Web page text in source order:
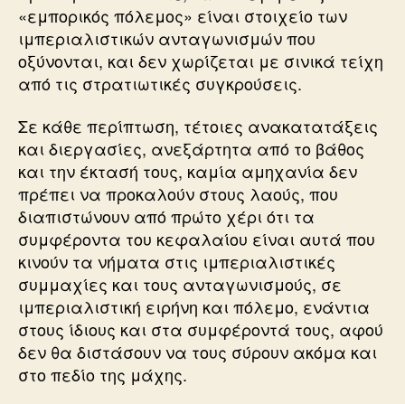
«εμπορικός πόλεμος» είναι στοιχείο των
ιμπεριαλιστικών ανταγωνισμών που
οξύνονται, και δεν χωρίζεται με σινικά τείχη
από τις στρατιωτικές συγκρούσεις.
Σε κάθε περίπτωση, τέτοιες ανακατατάξεις
και διεργασίες, ανεξάρτητα από το βάθος
και την έκτασή τους, καμία αμηχανία δεν
πρέπει να προκαλούν στους λαούς, που
διαπιστώνουν από πρώτο χέρι ότι τα
συμφέροντα του κεφαλαίου είναι αυτά που
κινούν τα νήματα στις ιμπεριαλιστικές
συμμαχίες και τους ανταγωνισμούς, σε
ιμπεριαλιστική ειρήνη και πόλεμο, ενάντια
στους ίδιους και στα συμφέροντά τους, αφού
δεν θα διστάσουν να τους σύρουν ακόμα και
στο πεδίο της μάχης.